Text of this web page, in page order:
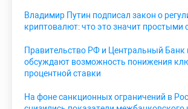
Владимир Путин подписал закон о
криптовалют: что это значит простыми
Правительство РФ и Центральный Банк
обсуждают возможность понижения
процентной ставки
На фоне санкционных ограничений в